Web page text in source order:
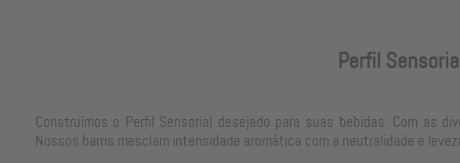
Perfil
Construímos o Perfil Sensorial desejado para suas bebidas. Com as
Nossos barris mesclam intensidade aromática com a neutralidade e